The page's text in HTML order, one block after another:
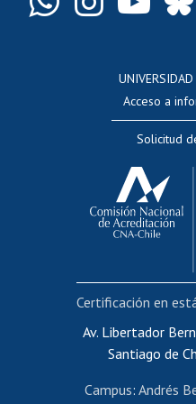
Cursos
Portal de
Certificado
Acceso a
Solicitud
Av. Libertador
Santiago de
Campus: Andrés
Certificación en